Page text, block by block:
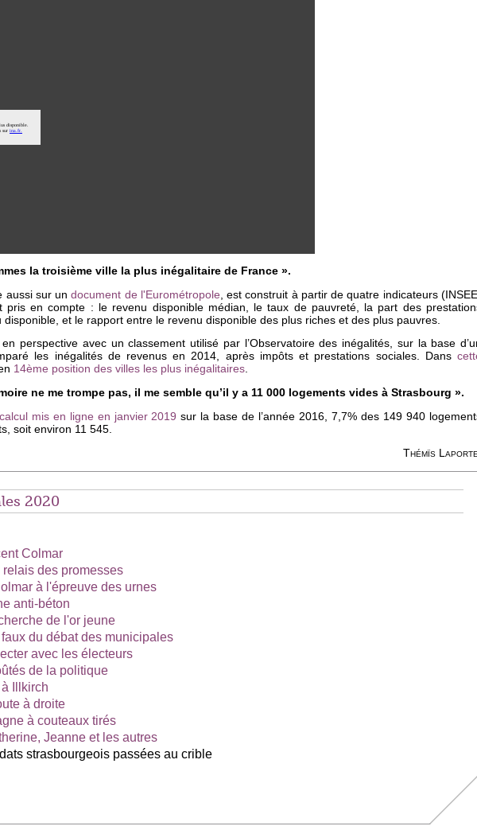
la troisième ville la plus inégalitaire de France ».
aussi sur undocument de l'Eurométropole , est construit à partir de quatre indicateurs
pris en compte : le revenu disponible médian, le taux de pauvreté, la part des
disponible, et le rapport entre le revenu disponible des plus riches et des plus pauvres.
perspective avec un classement utilisé par l’Observatoire des inégalités, sur la base
les inégalités de revenus en 2014, après impôts et prestations sociales. Dans
14ème position des villes les plus inégalitaires.
ne me trompe pas, il me semble qu’il y a 11 000 logements vides à Strasbourg ».
calcul mis en ligne en janvier 2019 sur la base de l’année 2016, 7,7% des 149 940
soit environ 11 545.
Thémïs Laporte
2020
Colmar
relais des promesses
à l'épreuve des urnes
anti-béton
de l'or jeune
du débat des municipales
avec les électeurs
de la politique
Illkirch
à droite
à couteaux tirés
Jeanne et les autres
strasbourgeois passées au crible